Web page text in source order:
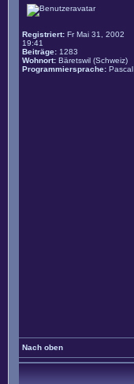
Registriert: Fr Mai 31, 2002
19:41
Beiträge: 1283
Wohnort: Bäretswil (Schweiz)
Programmiersprache: Pascal
Nach oben